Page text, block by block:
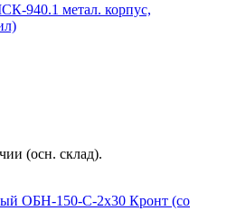
940.1 метал. корпус,
(осн. склад).